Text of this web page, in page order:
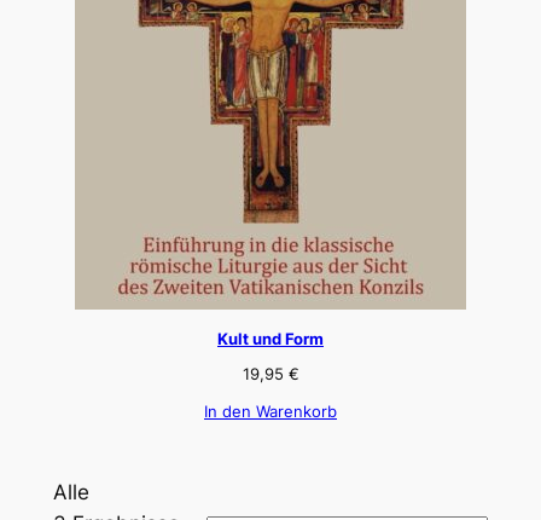
Kult und Form
19,95 €
In den Warenkorb
Alle